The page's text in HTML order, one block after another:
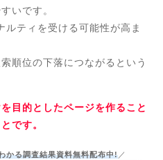
いです。
ティを受ける可能性が高ま
順位の下落につながるという
目的としたページを作ること
です。
かる調査結果資料無料配布中!／